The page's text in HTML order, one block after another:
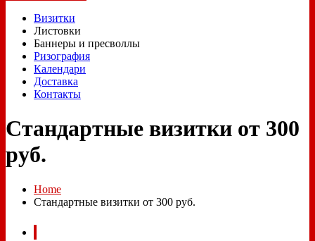
Визитки
Листовки
Баннеры и пресволлы
Ризография
Календари
Доставка
Контакты
Стандартные визитки от 300
руб.
Home
Стандартные визитки от 300 руб.